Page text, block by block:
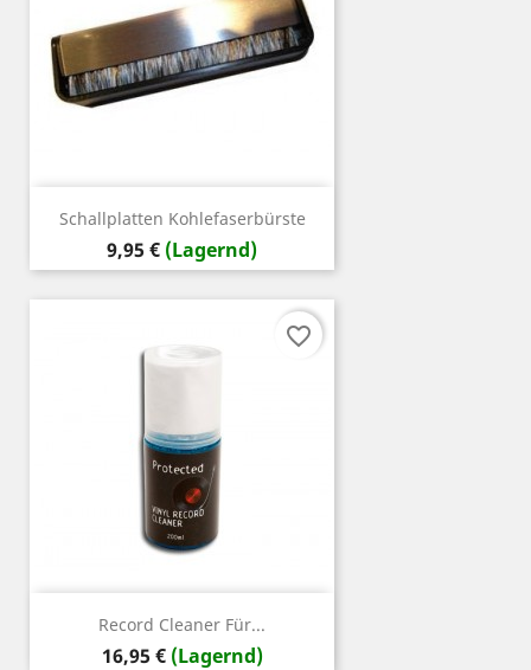
Schallplatten Kohlefaserbürste
Preis
9,95 € (Lagernd)
Record Cleaner Für...
Preis
16,95 € (Lagernd)
favorite_border